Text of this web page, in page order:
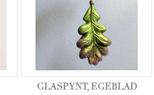
GLASPYNT, EGEBLAD